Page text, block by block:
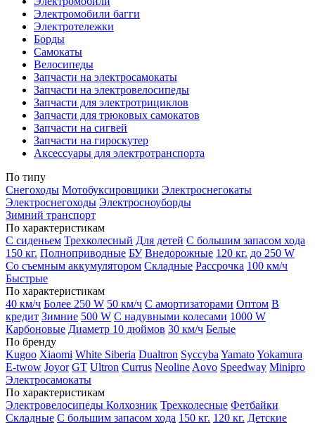
Электромобили багги
Электротележки
Борды
Самокаты
Велосипеды
Запчасти на электросамокаты
Запчасти на электровелосипеды
Запчасти для электротрициклов
Запчасти для трюковых самокатов
Запчасти на сигвей
Запчасти на гироскутер
Аксессуары для электротранспорта
По типу
Снегоходы Мотобуксировщики Электроснегокаты
Электроснегоходы Электросноуборды
Зимний транспорт
По характеристикам
С сиденьем Трехколесный Для детей С большим запасом хода
150 кг. Полноприводные БУ Внедорожные 120 кг. до 250 W
Со съемным аккумулятором Складные Рассрочка 100 км/ч
Быстрые
По характеристикам
40 км/ч Более 250 W 50 км/ч С амортизаторами Оптом В
кредит Зимние 500 W С надувными колесами 1000 W
Карбоновые Диаметр 10 дюймов 30 км/ч Белые
По бренду
Kugoo Xiaomi White Siberia Dualtron Syccyba YamatoYokamura
E-twow Joyor GT Ultron Currus Neoline Aovo Speedway Minipro
Электросамокаты
По характеристикам
Электровелосипеды Колхозник Трехколесные Фетбайки
Складные С большим запасом хода 150 кг. 120 кг. Детские